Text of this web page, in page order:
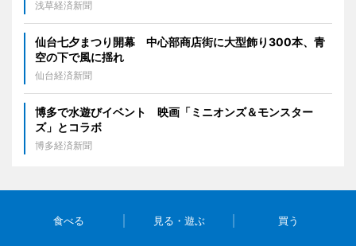
浅草経済新聞
仙台七夕まつり開幕 中心部商店街に大型飾り300本、青
空の下で風に揺れ
仙台経済新聞
博多で水遊びイベント 映画「ミニオンズ＆モンスター
ズ」とコラボ
博多経済新聞
食べる 見る・遊ぶ 買う